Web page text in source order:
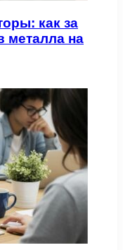
как за
металла на